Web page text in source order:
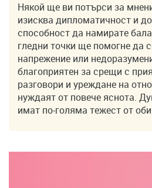
Някой ще ви потърси за
изисква дипломатичност и
способност да намирате
гледни точки ще помогне да
напрежение или
благоприятен за срещи с
разговори и уреждане на
нуждаят от повече яснота.
имат по-голяма тежест от